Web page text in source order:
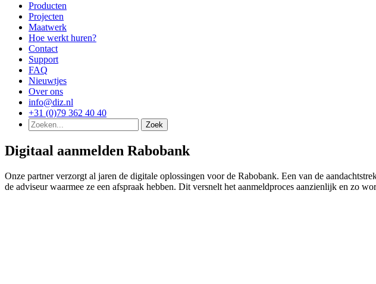
Producten
Projecten
Maatwerk
Hoe werkt huren?
Contact
Support
FAQ
Nieuwtjes
Over ons
info@diz.nl
+31 (0)79 362 40 40
Digitaal aanmelden Rabobank
Onze partner verzorgt al jaren de digitale oplossingen voor de Rabobank. Een van de
de adviseur waarmee ze een afspraak hebben. Dit versnelt het aanmeldproces aanzienlijk en zo